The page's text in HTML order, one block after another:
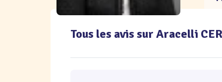
Tous les avis sur Aracelli